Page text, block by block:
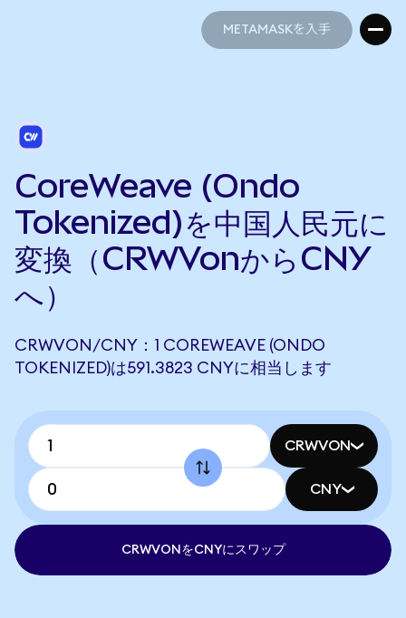
METAMASKを入手
CoreWeave (Ondo
Tokenized)を中国人民元に
変換（CRWVonからCNY
へ）
CRWVON/CNY：1 COREWEAVE (ONDO
TOKENIZED)は591.3823 CNYに相当します
CRWVON
CNY
CRWVONをCNYにスワップ